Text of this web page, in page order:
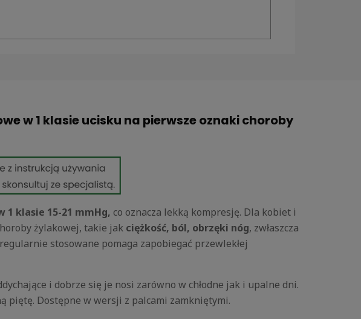
w 1 klasie ucisku na pierwsze oznaki choroby
klasie 15-21 mmHg, co oznacza lekką kompresję. Dla kobiet i
żylakowej, takie jak ciężkość, ból, obrzęki nóg, zwłaszcza
stosowane pomaga zapobiegać przewlekłej
i dobrze się je nosi zarówno w chłodne jak i upalne dni.
piętę. Dostępne w wersji z palcami zamkniętymi.